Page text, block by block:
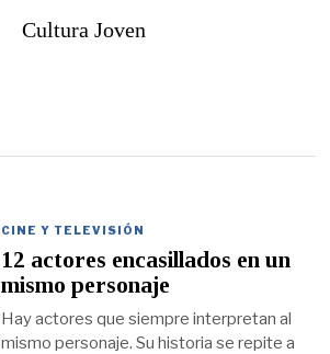
Cultura Joven
CINE Y TELEVISIÓN
12 actores encasillados en un
mismo personaje
Hay actores que siempre interpretan al
mismo personaje. Su historia se repite a